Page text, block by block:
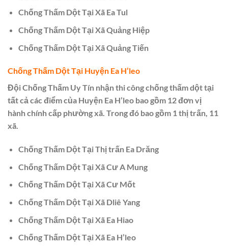
Chống Thấm Dột Tại Xã Ea Tul
Chống Thấm Dột Tại Xã Quảng Hiệp
Chống Thấm Dột Tại Xã Quảng Tiến
Chống Thấm Dột Tại Huyện Ea H’leo
Đội Chống Thấm Uy Tín nhận thi công chống thấm dột tại
tất cả các điểm của Huyện Ea H’leo bao gồm 12 đơn vị
hành chính cấp phường xã. Trong đó bao gồm 1 thị trấn, 11
xã.
Chống Thấm Dột Tại Thị trấn Ea Drăng
Chống Thấm Dột Tại Xã Cư A Mung
Chống Thấm Dột Tại Xã Cư Mốt
Chống Thấm Dột Tại Xã Dliê Yang
Chống Thấm Dột Tại Xã Ea Hiao
Chống Thấm Dột Tại Xã Ea H’leo